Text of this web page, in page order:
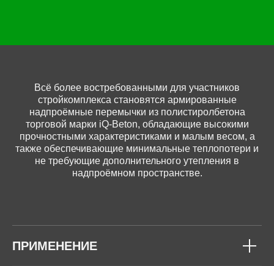
Всё более востребованными для участников
стройкомплекса становятся армированные
надпроёмные перемычки из полистиролбетона
торговой марки iQ-Beton, обладающие высокими
прочностными характеристиками и малым весом, а
также обеспечивающие минимальные теплопотери и
не требующие дополнительного утепления в
надпроёмном пространстве.
ПРИМЕНЕНИЕ